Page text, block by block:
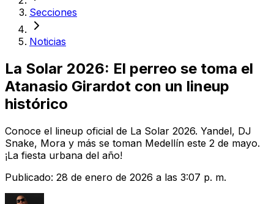
Secciones
Noticias
La Solar 2026: El perreo se toma el
Atanasio Girardot con un lineup
histórico
Conoce el lineup oficial de La Solar 2026. Yandel, DJ
Snake, Mora y más se toman Medellín este 2 de mayo.
¡La fiesta urbana del año!
Publicado: 28 de enero de 2026 a las 3:07 p. m.